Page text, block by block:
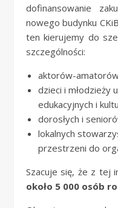
dofinansowanie
nowego budynku
ten kierujemy do
szczególności:
aktorów-
dzieci i młodzieży
edukacyjnych i
dorosłych i
lokalnych
przestrzeni do
Szacuje się, że z tej
około 5 000 osób